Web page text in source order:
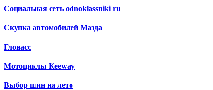
Социальная сеть odnoklassniki ru
Скупка автомобилей Мазда
Глонасс
Мотоциклы Keeway
Выбор шин на лето